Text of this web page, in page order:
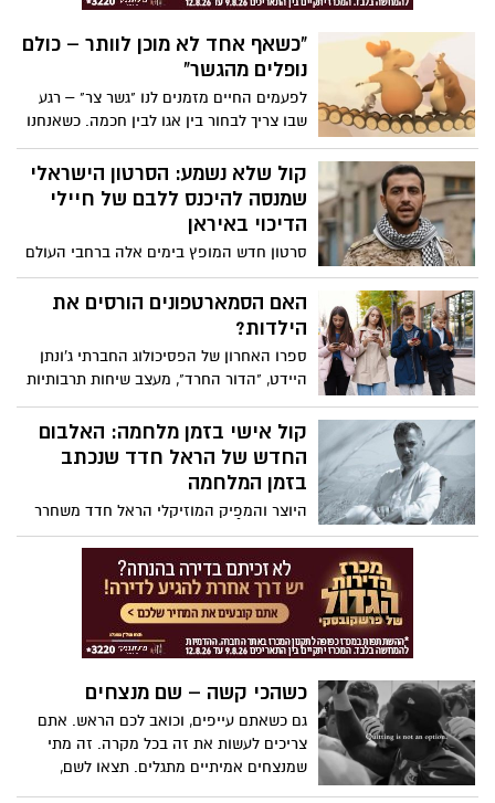
ברגעים הקשים ביותר שעבר.
"כשאף אחד לא מוכן לוותר – כולם
נופלים מהגשר"
לפעמים החיים מזמנים לנו "גשר צר" – רגע
שבו צריך לבחור בין אגו לבין חכמה. כשאנחנו
מתעקשים לנצח בכל מחיר, אנחנו עלולים
להפסיד הרבה יותר. לפעמים דווקא מי שמוכן
לזוז צעד אחד אחורה – הוא זה שמתקדם
קול שלא נשמע: הסרטון הישראלי
שמנסה להיכנס ללבם של חיילי
הדיכוי באיראן
סרטון חדש המופץ בימים אלה ברחבי העולם
מבקש להאיר זווית כמעט לא מדוברת של
המחאה האיראנית: עולמם הפנימי של חיילי
הדיכוי עצמם. לא המפקדים, לא מקבלי
המהפכה הנשלחים שוב ושוב לרחובות כדי
לפזר הפגנות, לדכא מחאות ולעיתים גם לפגוע
האם הסמארטפונים הורסים את
הילדות?
ספרו האחרון של הפסיכולוג החברתי ג'ונתן
היידט, "הדור החרד", מעצב שיחות תרבותיות
ומעורר ויכוחים עזים על תפקידם של
הסמארטפונים בחברה. בשיחה זו, הוא חוקר
כיצד ילדות מבוססת סמארטפון, המוגברת על
ידי הורות מגוננת יתר על המידה, מניעה את
משבר בריאות הנפש בקרב צעירים. הוא גם
בוחן את הדחיפה לאיסור על טלפונים בבתי
ספר ואת הצעדים הקונקרטיים שאנו יכולים
לנקוט כדי לשפר את הבריאות הנפשית של
צעירים ברחבי העולם.
קול אישי בזמן מלחמה: האלבום
החדש של הראל חדד שנכתב
בזמן המלחמה
היוצר והמפַיק המוזיקלי הראל חדד משחרר
בימים אלו את אלבומו החדש יצירה אישית,
עמוקה ונוגעת, שנכתבה ברובה במהלך שירות
המילואים שלו בעזה ובלבנון בשנתיים
האחרונות.
כשהכי קשה – שם מנצחים
גם כשאתם עייפים, וכואב לכם הראש. אתם
צריכים לעשות את זה בכל מקרה. זה מתי
שמנצחים אמיתיים מתגלים. תצאו לשם,